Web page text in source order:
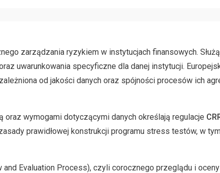
zarządzania ryzykiem w instytucjach finansowych.
uwarunkowania specyficzne dla danej instytucji.
od jakości danych oraz spójności procesów ich
wymogami dotyczącymi danych określają regulacje
prawidłowej konstrukcji programu stress testów, w
Evaluation Process), czyli corocznego przeglądu i